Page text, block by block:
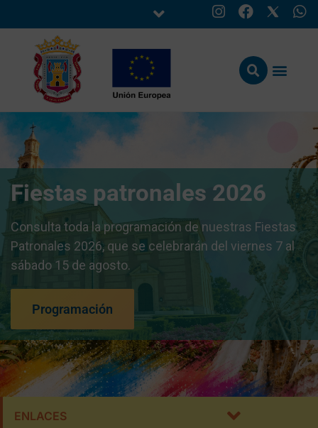
Fiestas patronales 2026
Consulta toda la programación de nuestras Fiestas
Patronales 2026, que se celebrarán del viernes 7 al
sábado 15 de agosto.
Programación
ENLACES